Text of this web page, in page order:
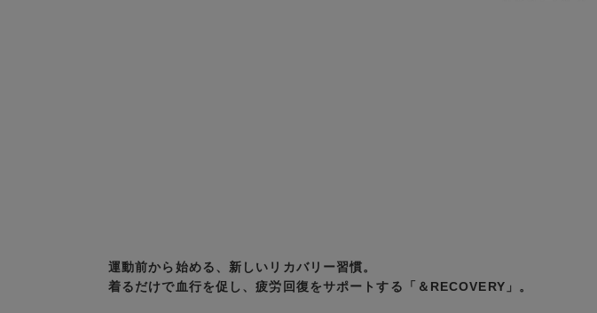
運動前から始める、新しいリカバリー習慣。
着るだけで血行を促し、疲労回復をサポートする「＆RECOVERY」。